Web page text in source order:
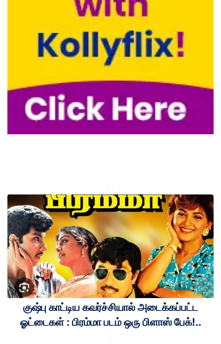
குஷ்பு காட்டிய கவர்ச்சியால் அடைக்கப்பட்ட
ஓட்டைகள் : பிரம்மா படம் ஒரு பிளாஸ் பேக்!..